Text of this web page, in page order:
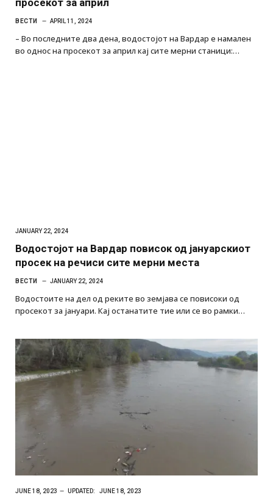
просекот за април
ВЕСТИ APRIL 11, 2024
– Во последните два дена, водостојот на Вардар е намален
во однос на просекот за април кај сите мерни станици:…
JANUARY 22, 2024
Водостојот на Вардар повисок од јануарскиот
просек на речиси сите мерни места
ВЕСТИ JANUARY 22, 2024
Водостоите на дел од реките во земјава се повисоки од
просекот за јануари. Кај останатите тие или се во рамки…
JUNE 18, 2023 UPDATED: JUNE 18, 2023